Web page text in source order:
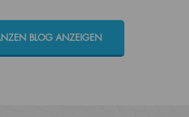
BLOG ANZEIGEN